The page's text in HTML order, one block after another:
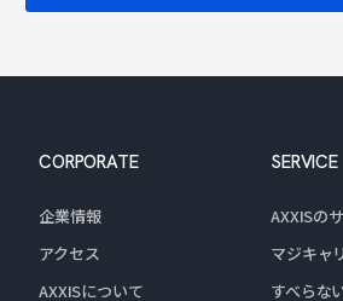
CORPORATE
企業情報
アクセス
AXXISについて
SERVICE
AXXISの
マジキャ
すべらな